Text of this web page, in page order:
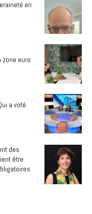
en
euro
a voté
des
être